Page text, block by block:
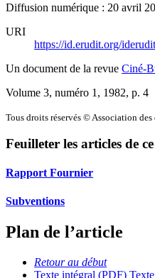
Diffusion numérique : 20 avril
URI
https://id.erudit.org/
Un document de la revue Ciné-
Volume 3, numéro 1, 1982, p. 4
Tous droits réservés © Association
Feuilleter les articles de
Rapport Fournier
Subventions
Plan de l’article
Retour au début
Texte intégral (PDF)